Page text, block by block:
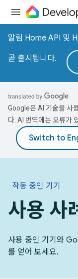
알림 Home API 및
곧 출시됩니다.
Google은 AI 기술을 사
다. AI 번역에는 오류가
작동 중인 기기
사용 사례
사용 중인 기기와
를 얻어 보세요.